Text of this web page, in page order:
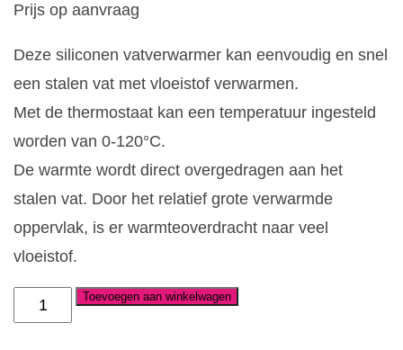
Prijs op aanvraag
Deze siliconen vatverwarmer kan eenvoudig en snel
een stalen vat met vloeistof verwarmen.
Met de thermostaat kan een temperatuur ingesteld
worden van 0-120°C.
De warmte wordt direct overgedragen aan het
stalen vat. Door het relatief grote verwarmde
oppervlak, is er warmteoverdracht naar veel
vloeistof.
Vatverwarmer,Toevoegen aan winkelwagen